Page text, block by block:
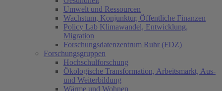
Umwelt und Ressourcen
Wachstum, Konjunktur, Öffentliche Finanzen
Policy Lab Klimawandel, Entwicklung,
Migration
Forschungsdatenzentrum Ruhr (FDZ)
Forschungsgruppen
Hochschulforschung
Ökologische Transformation, Arbeitsmarkt, Aus-
und Weiterbildung
Wärme und Wohnen